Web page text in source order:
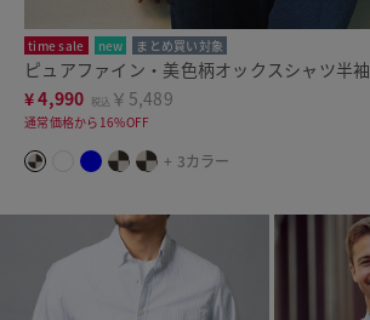
time sale new まとめ買い対象
ピュアファイン・美色柄オックスシャツ半袖
¥4,990 税込 ￥5,489
通常価格から16%OFF
+ 3カラー